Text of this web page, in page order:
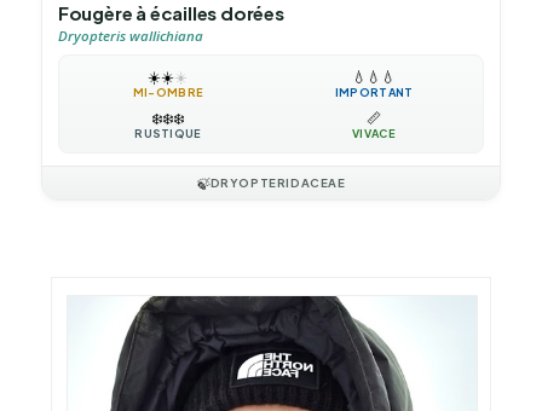
Fougère à écailles dorées
Dryopteris wallichiana
☀️☀️☀️
MI-OMBRE
💧 💧 💧
IMPORTANT
❄️❄️❄️
RUSTIQUE
📏
VIVACE
🍃DRYOPTERIDACEAE